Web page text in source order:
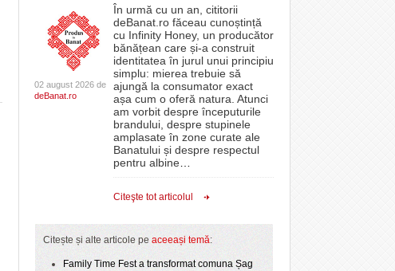
02 august 2026 de
deBanat.ro
În urmă cu un an, cititorii
deBanat.ro făceau cunoștință
cu Infinity Honey, un producător
bănățean care și-a construit
identitatea în jurul unui principiu
simplu: mierea trebuie să
ajungă la consumator exact
așa cum o oferă natura. Atunci
am vorbit despre începuturile
brandului, despre stupinele
amplasate în zone curate ale
Banatului și despre respectul
pentru albine
Citeşte tot articolul
Citește și alte articole pe aceeași temă:
Family Time Fest a transformat comuna Șag